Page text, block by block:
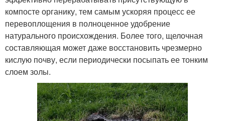
компосте органику, тем самым ускоряя процесс ее
перевоплощения в полноценное удобрение
натурального происхождения. Более того, щелочная
составляющая может даже восстановить чрезмерно
кислую почву, если периодически посыпать ее тонким
слоем золы.